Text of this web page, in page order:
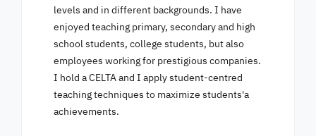
levels and in different backgrounds. I have
enjoyed teaching primary, secondary and high
school students, college students, but also
employees working for prestigious companies.
I hold a CELTA and I apply student-centred
teaching techniques to maximize students'a
achievements.